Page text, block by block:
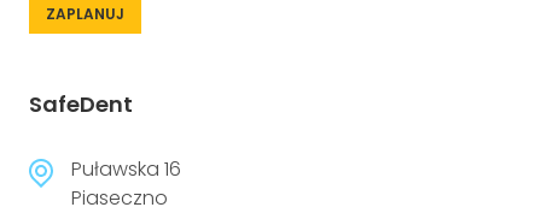
ZAPLANUJ
SafeDent
Puławska 16
Piaseczno